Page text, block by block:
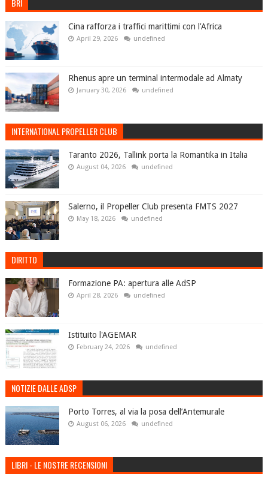
BRI
Cina rafforza i traffici marittimi con l’Africa
April 29, 2026 undefined
Rhenus apre un terminal intermodale ad Almaty
January 30, 2026 undefined
INTERNATIONAL PROPELLER CLUB
Taranto 2026, Tallink porta la Romantika in Italia
August 04, 2026 undefined
Salerno, il Propeller Club presenta FMTS 2027
May 18, 2026 undefined
DIRITTO
Formazione PA: apertura alle AdSP
April 28, 2026 undefined
Istituito l'AGEMAR
February 24, 2026 undefined
NOTIZIE DALLE ADSP
Porto Torres, al via la posa dell’Antemurale
August 06, 2026 undefined
LIBRI - LE NOSTRE RECENSIONI